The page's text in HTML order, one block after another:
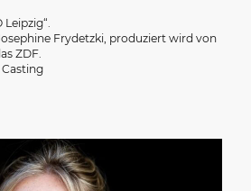
Frydetzki, produziert wird von
ZDF.